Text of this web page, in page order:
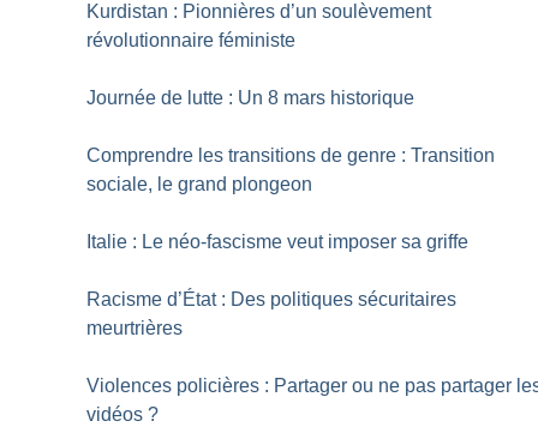
Kurdistan : Pionnières d’un soulèvement
révolutionnaire féministe
Journée de lutte : Un 8 mars historique
Comprendre les transitions de genre : Transition
sociale, le grand plongeon
Italie : Le néo-fascisme veut imposer sa griffe
Racisme d’État : Des politiques sécuritaires
meurtrières
Violences policières : Partager ou ne pas partager
vidéos ?